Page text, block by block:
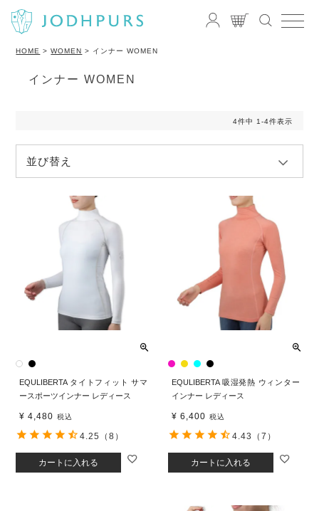
HOME WOMEN インナー WOMEN
インナー WOMEN
並び替え
4件中 1 -4件表示
EQULIBERTA タイトフィット サマ
ースポーツインナー レディース
¥ 4,480 税込
カートに入れる
4.25 （8）
EQULIBERTA 吸湿発熱 ウィンター
インナー レディース
¥ 6,400 税込
カートに入れる
4.43 （7）